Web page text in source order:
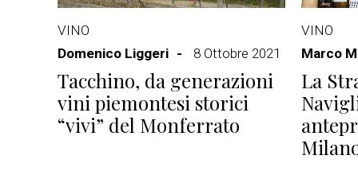
VINO
Domenico Liggeri
8 Ottobre 2021
Tacchino, da generazioni
vini piemontesi storici
“vivi” del Monferrato
VINO
Marco
La